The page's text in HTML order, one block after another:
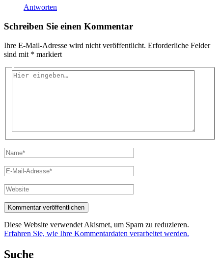
Antworten
Schreiben Sie einen Kommentar
Ihre E-Mail-Adresse wird nicht veröffentlicht. Erforderliche Felder
sind mit * markiert
Hier
Name*
E-
Mail-
Adresse*
Website
Diese Website verwendet Akismet, um Spam zu reduzieren.
Erfahren Sie, wie Ihre Kommentardaten verarbeitet werden.
Suche